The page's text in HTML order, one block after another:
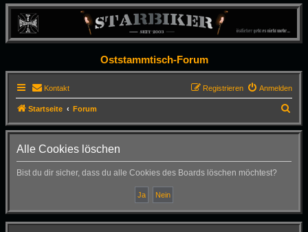
Oststammtisch-Forum
Kontakt Anmelden
Registrieren
Startseite Forum
u
Alle Cookies löschen
Bist du dir sicher, dass du alle Cookies des Boards löschen möchtest?